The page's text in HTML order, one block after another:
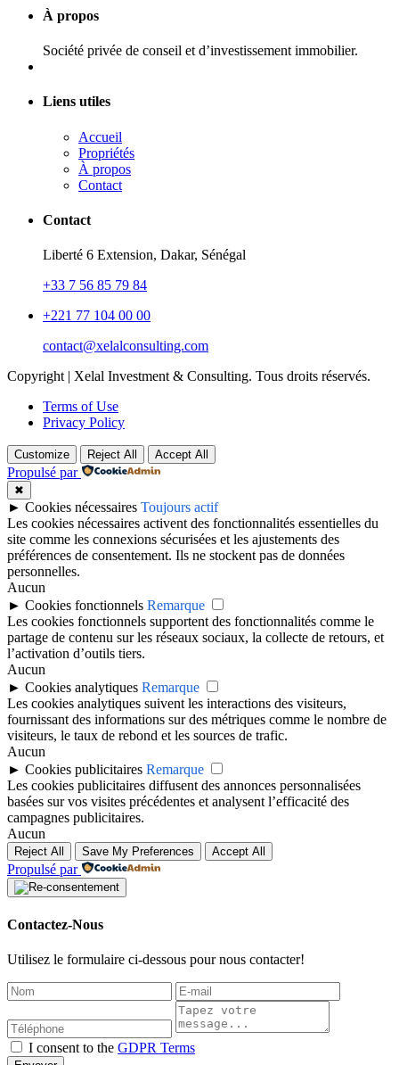
À propos
Société privée de conseil et d’investissement immobilier.
Liens utiles
Accueil
Propriétés
À propos
Contact
Contact
Liberté 6 Extension, Dakar, Sénégal
+33 7 56 85 79 84
+221 77 104 00 00
contact@xelalconsulting.com
Copyright | Xelal Investment & Consulting. Tous droits réservés.
Terms of Use
Privacy Policy
Customize Reject All Accept All
Propulsé par
✖
► Cookies nécessaires Toujours actif
Les cookies nécessaires activent des fonctionnalités essentielles du
site comme les connexions sécurisées et les ajustements des
préférences de consentement. Ils ne stockent pas de données
personnelles.
Aucun
► Cookies fonctionnels Remarque
Les cookies fonctionnels supportent des fonctionnalités comme le
partage de contenu sur les réseaux sociaux, la collecte de retours, et
l’activation d’outils tiers.
Aucun
► Cookies analytiques Remarque
Les cookies analytiques suivent les interactions des visiteurs,
fournissant des informations sur des métriques comme le nombre de
visiteurs, le taux de rebond et les sources de trafic.
Aucun
► Cookies publicitaires Remarque
Les cookies publicitaires diffusent des annonces personnalisées
basées sur vos visites précédentes et analysent l’efficacité des
campagnes publicitaires.
Aucun
Reject All Save My Preferences Accept All
Propulsé par
Contactez-Nous
Utilisez le formulaire ci-dessous pour nous contacter!
I consent to the GDPR Terms